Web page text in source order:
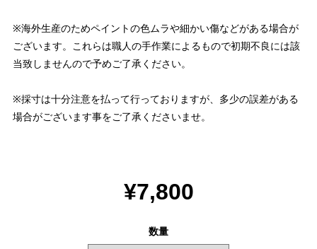
※海外生産のためペイントの色ムラや細かい傷などがある場合が
ございます。これらは職人の手作業によるもので初期不良には該
当致しませんので予めご了承ください。
※採寸は十分注意を払って行っておりますが、多少の誤差がある
場合がございます事をご了承くださいませ。
¥7,800
数量